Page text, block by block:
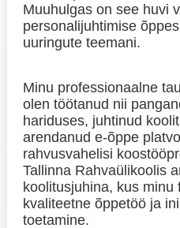
Muuhulgas on see huvi
personalijuhtimise
uuringute teemani.
Minu professionaalne
olen töötanud nii
hariduses, juhtinud
arendanud e-õppe
rahvusvahelisi
Tallinna Rahvaülikoolis
koolitusjuhina, kus minu
kvaliteetne õppetöö ja
toetamine.